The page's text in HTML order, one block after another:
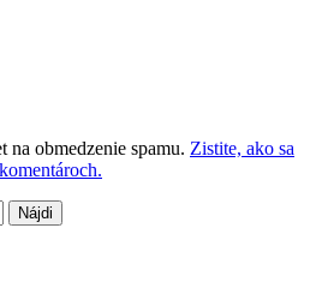
na obmedzenie spamu. Zistite, ako sa